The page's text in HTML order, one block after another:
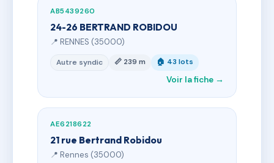
AB5439260
24-26 BERTRAND ROBIDOU
📍 RENNES (35000)
Autre syndic 📏 239 m 🏠 43 lots
Voir la fiche →
AE6218622
21 rue Bertrand Robidou
📍 Rennes (35000)